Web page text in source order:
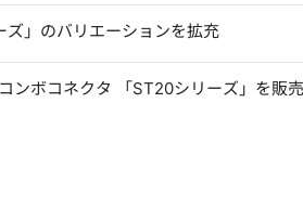
」のバリエーションを拡充
ンボコネクタ 「ST20シリーズ」を販